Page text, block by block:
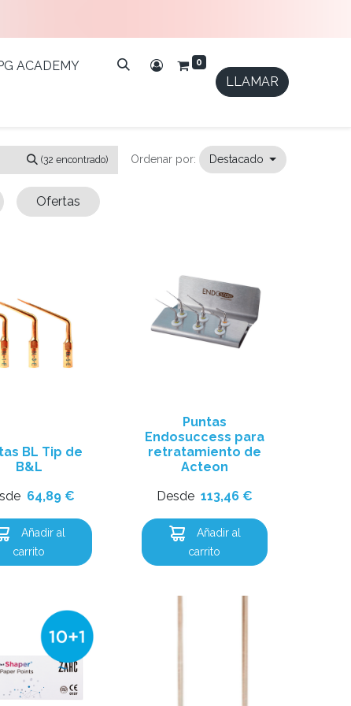
ACADEMY 0
LLAMAR
(32 encontrado) Ordenar por: Destacado
Ofertas
BL Tip de
B&L
64,89 €
Añadir al
carrito
Puntas
Endosuccess para
retratamiento de
Acteon
Desde 113,46€
Añadir al
carrito